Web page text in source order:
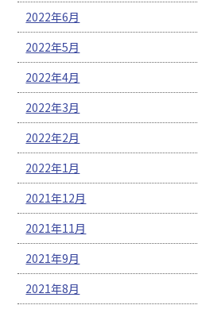
2022年6月
2022年5月
2022年4月
2022年3月
2022年2月
2022年1月
2021年12月
2021年11月
2021年9月
2021年8月